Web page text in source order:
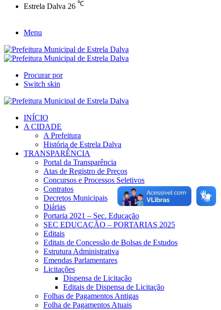
Estrela Dalva 26 ℃
Menu
Procurar por
Switch skin
INÍCIO
A CIDADE
A Prefeitura
História de Estrela Dalva
TRANSPARÊNCIA
Portal da Transparência
Atas de Registro de Preços
Concursos e Processos Seletivos
Contratos
Decretos Municipais
Diárias
Portaria 2021 – Sec. Educação
SEC EDUCAÇÃO – PORTARIAS 2025
Editais
Editais de Concessão de Bolsas de Estudos
Estrutura Administrativa
Emendas Parlamentares
Licitações
Dispensa de Licitação
Editais de Dispensa de Licitação
Folhas de Pagamentos Antigas
Folha de Pagamentos Atuais